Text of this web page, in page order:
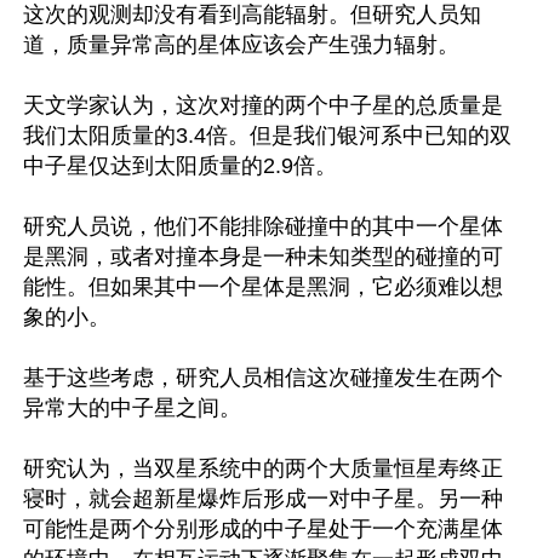
这次的观测却没有看到高能辐射。但研究人员知
道，质量异常高的星体应该会产生强力辐射。
天文学家认为，这次对撞的两个中子星的总质量是
我们太阳质量的3.4倍。但是我们银河系中已知的双
中子星仅达到太阳质量的2.9倍。
研究人员说，他们不能排除碰撞中的其中一个星体
是黑洞，或者对撞本身是一种未知类型的碰撞的可
能性。但如果其中一个星体是黑洞，它必须难以想
象的小。
基于这些考虑，研究人员相信这次碰撞发生在两个
异常大的中子星之间。
研究认为，当双星系统中的两个大质量恒星寿终正
寝时，就会超新星爆炸后形成一对中子星。另一种
可能性是两个分别形成的中子星处于一个充满星体